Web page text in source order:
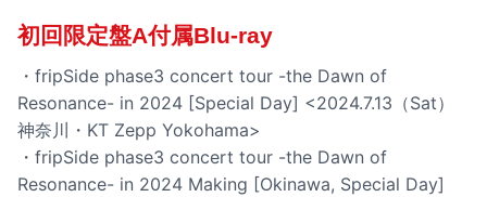
初回限定盤A付属Blu-ray
・fripSide phase3 concert tour -the Dawn of
Resonance- in 2024 [Special Day] <2024.7.13（Sat）
神奈川・KT Zepp Yokohama>
・fripSide phase3 concert tour -the Dawn of
Resonance- in 2024 Making [Okinawa, Special Day]